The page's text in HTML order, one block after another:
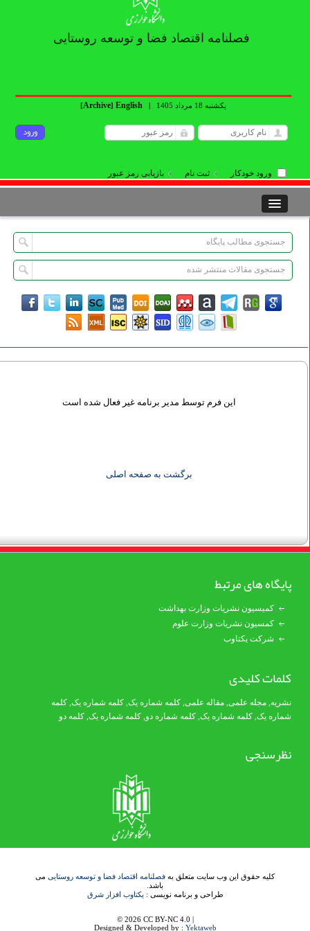
فصلنامه اقتصاد فضا و توسعه روستایی
یکشنبه 18 مرداد 1405 |
English
[Archive]
ورود خودکار ثبت نام بازیابی رمز عبور
این فرم توسط مدیر برنامه غیر فعال شده است
برگشت به صفحه اصلی
پایگاه های مرتبط
کمیسیون نشریات وزارت بهداشت
کمسیون نشریات وزارت علوم
شرکت یکتاوب
کلمات کلیدی
نشریه,مجله علمی,مقاله علمی,کلمه شماره یک , کلمه شماره یک,کلمه
شماره یک ,کلمه شماره یک , کلمه شماره دو,کلمه شماره یک ,کلمه دو
نظرسنجی
کلیه حقوق این وب سایت متعلق به فصلنامه اقتصاد فضا و توسعه روستاییمی
باشد.
طراحی و برنامه نویسی :یکتاوب افزار شرق
© 2026 CC BY-NC 4.0 |
Designed & Developed by :Yektaweb